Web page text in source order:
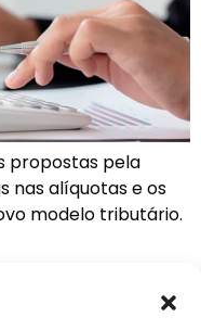
propostas pela
nas alíquotas e os
modelo tributário.